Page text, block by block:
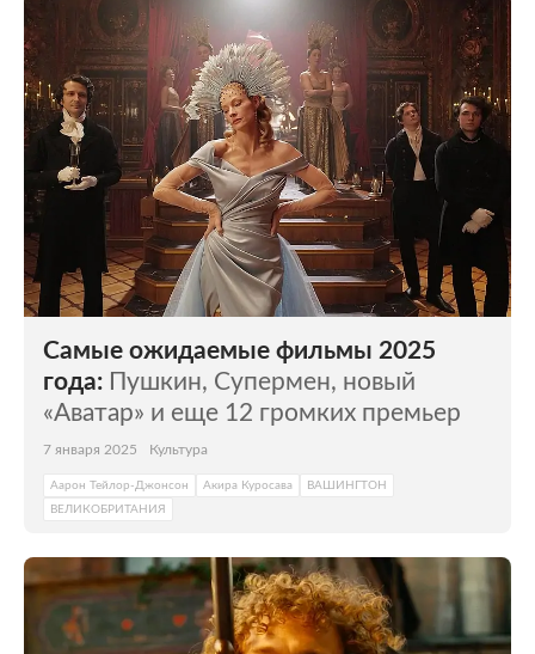
Самые ожидаемые фильмы 2025
года: Пушкин, Супермен, новый
«Аватар» и еще 12 громких премьер
7 января 2025 Культура
Аарон Тейлор-Джонсон Акира Куросава
ВАШИНГТОН
ВЕЛИКОБРИТАНИЯ